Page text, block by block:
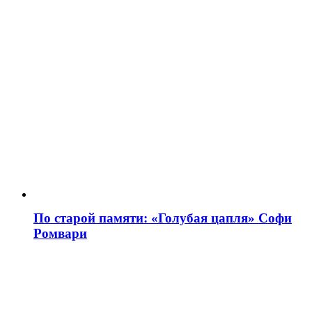
По старой памяти: «Голубая цапля» Софи
Ромвари